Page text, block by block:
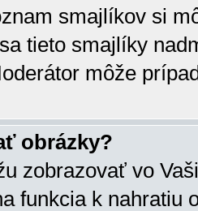
smajlíkov si
tieto smajlíky
môže
obrázky?
zobrazovať vo
funkcia k nahratiu